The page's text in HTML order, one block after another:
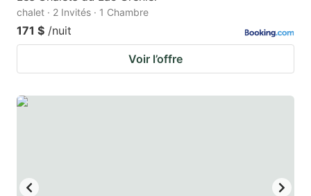
chalet · 2 Invités · 1 Chambre
171 $ /nuit
Voir l’offre